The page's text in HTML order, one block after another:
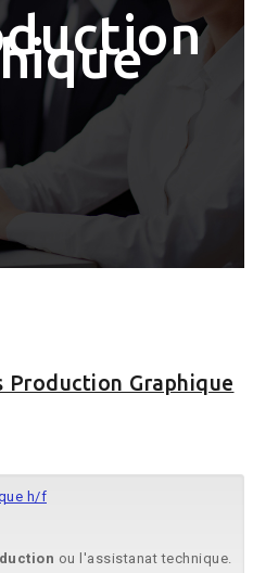
Production Graphique
h/f
ou l'assistanat technique.